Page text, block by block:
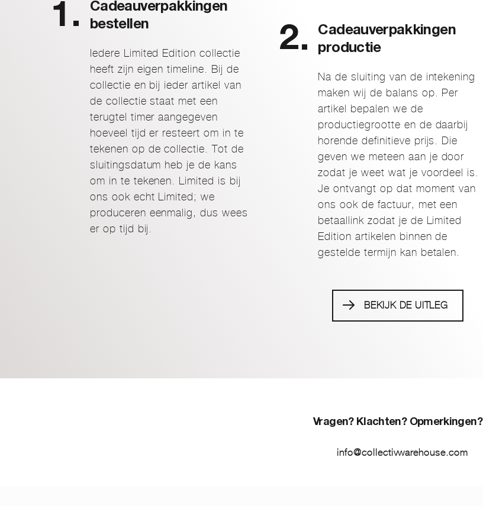
Cadeauverpakkingen
bestellen
Iedere Limited Edition collectie
heeft zijn eigen timeline. Bij de
collectie en bij ieder artikel van
de collectie staat met een
terugtel timer aangegeven
hoeveel tijd er resteert om in te
tekenen op de collectie. Tot de
sluitingsdatum heb je de kans
om in te tekenen. Limited is bij
ons ook echt Limited; we
produceren eenmalig, dus wees
er op tijd bij.
Cadeauverpakkingen
productie
Na de sluiting van de intekening
maken wij de balans op. Per
artikel bepalen we de
productiegrootte en de daarbij
horende definitieve prijs. Die
geven we meteen aan je door
zodat je weet wat je voordeel is.
Je ontvangt op dat moment van
ons ook de factuur, met een
betaallink zodat je de Limited
Edition artikelen binnen de
gestelde termijn kan betalen.
BEKIJK DE UITLEG
Vragen? Klachten? Opmerkingen?
info@collectivwarehouse.com